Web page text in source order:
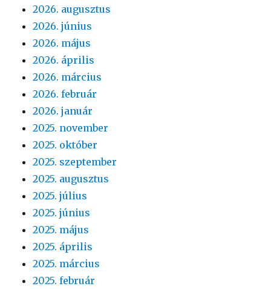
2026. augusztus
2026. június
2026. május
2026. április
2026. március
2026. február
2026. január
2025. november
2025. október
2025. szeptember
2025. augusztus
2025. július
2025. június
2025. május
2025. április
2025. március
2025. február